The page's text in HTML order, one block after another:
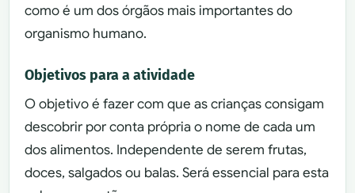
como é um dos órgãos mais importantes do
organismo humano.
Objetivos para a atividade
O objetivo é fazer com que as crianças consigam
descobrir por conta própria o nome de cada um
dos alimentos. Independente de serem frutas,
doces, salgados ou balas. Será essencial para esta